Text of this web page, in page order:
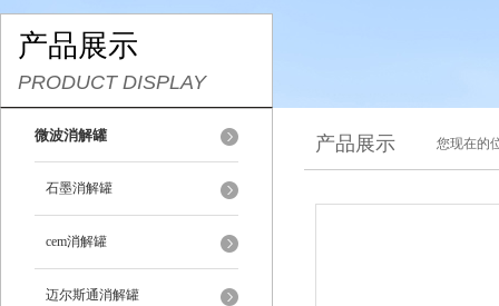
产品展示
PRODUCT DISPLAY
微波消解罐
石墨消解罐
cem消解罐
迈尔斯通消解罐
产品展示 您现在的